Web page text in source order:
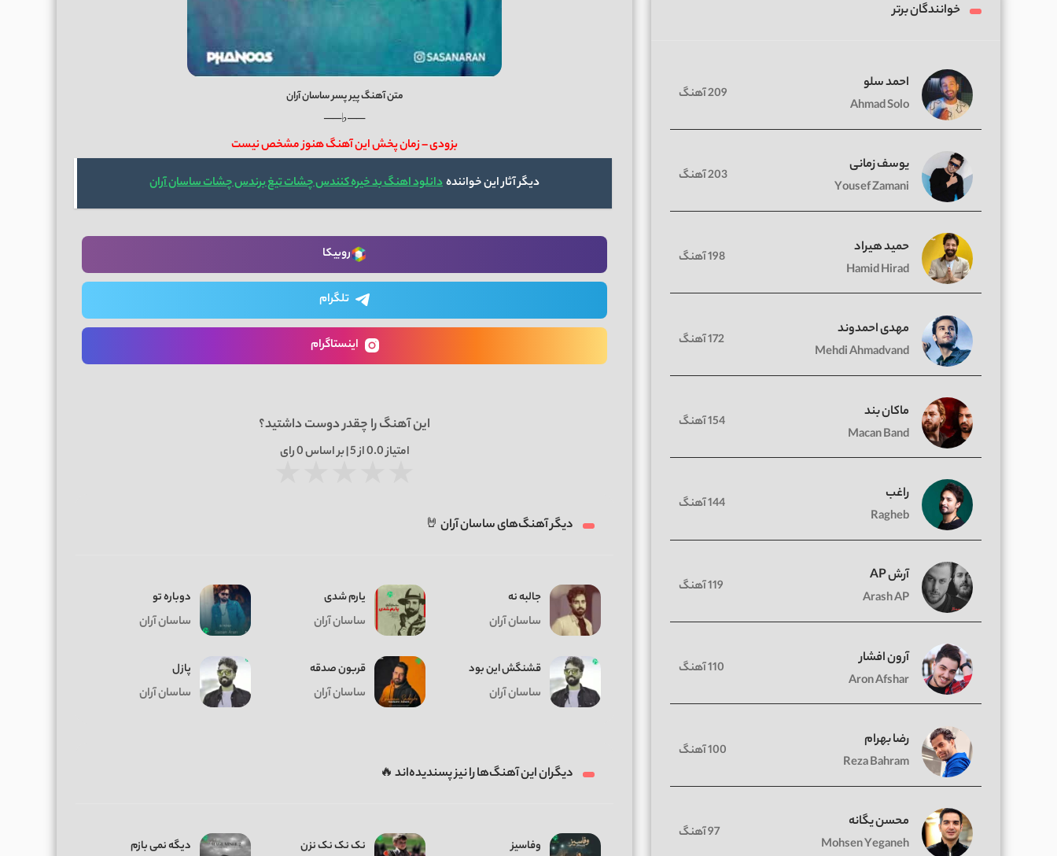
متن آهنگ پیر پسر ساسان آران
──♭──
بزودی – زمان پخش این آهنگ هنوز مشخص نیست
دیگر آثار این خوانندهدانلود اهنگ بد خیره کنندس چشات تیغ برندس چشات ساسان آران
روبیکا
تلگرام
اینستاگرام
این آهنگ را چقدر دوست داشتید؟
امتیاز0.0از 5 | بر اساس 0رای
دیگر آهنگ‌های ساسان آران 🤘
جالبه نه
ساسان آران
یارم شدی
ساسان آران
دوباره تو
ساسان آران
قشنگش این بود
ساسان آران
قربون صدقه
ساسان آران
پازل
ساسان آران
دیگران این آهنگ‌ها را نیز پسندیده‌اند 🔥
وفاسیز نک نک نک نزن دیگه نمی بازم
خوانندگان برتر
احمد سلو
Ahmad Solo
209 آهنگ
یوسف زمانی
Yousef Zamani
203 آهنگ
حمید هیراد
Hamid Hirad
198 آهنگ
مهدی احمدوند
Mehdi Ahmadvand
172 آهنگ
ماکان بند
Macan Band
154 آهنگ
راغب
Ragheb
144 آهنگ
آرش AP
Arash AP
119 آهنگ
آرون افشار
Aron Afshar
110 آهنگ
رضا بهرام
Reza Bahram
100 آهنگ
محسن یگانه
Mohsen Yeganeh
97 آهنگ